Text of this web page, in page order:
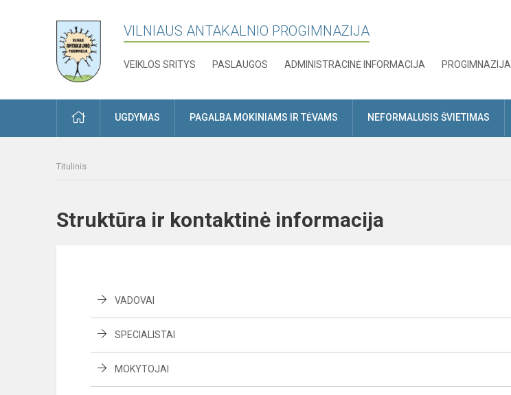
VILNIAUS ANTAKALNIO PROGIMNAZIJA
VEIKLOS SRITYS PASLAUGOS ADMINISTRACINĖ INFORMACIJA PROGIMNAZIJA
PRADŽIAUGDYMAS PAGALBA MOKINIAMS IR TĖVAMS NEFORMALUSIS ŠVIETIMAS
Titulinis
Struktūra ir kontaktinė informacija
VADOVAI
SPECIALISTAI
MOKYTOJAI